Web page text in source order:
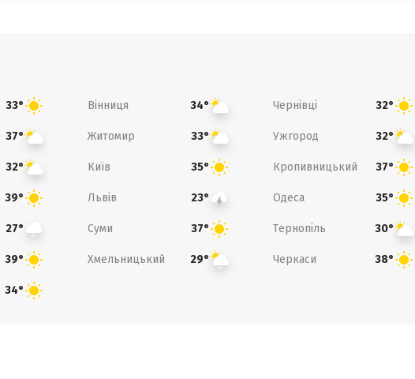
33° Вінниця 34° Чернівці 32°
37° Житомир 33° Ужгород 32°
32° Київ 35° Кропивницький 37°
39° Львів 23° Одеса 35°
27° Суми 37° Тернопіль 30°
39° Хмельницький 29° Черкаси 38°
34°